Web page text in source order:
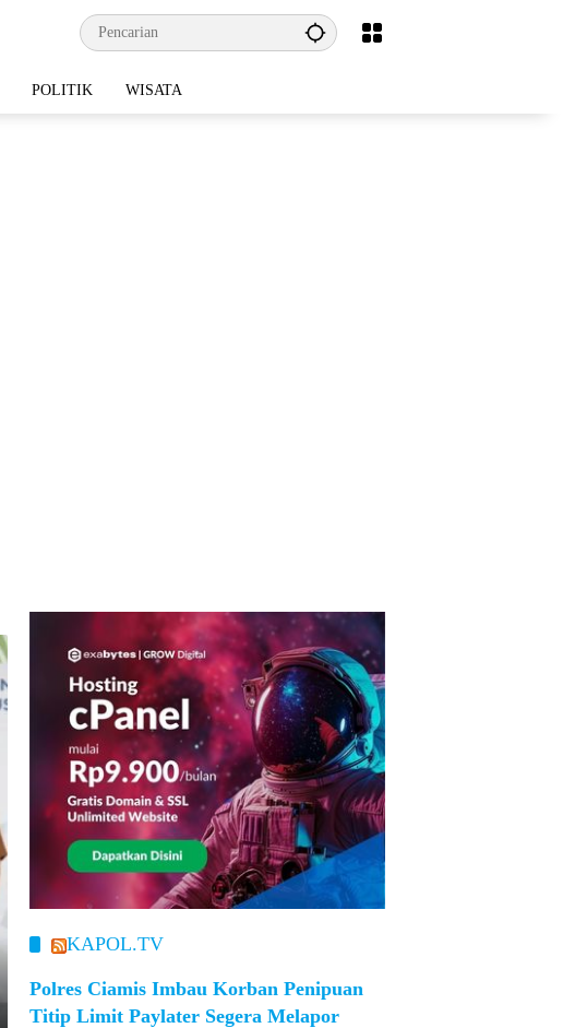
POLITIK WISATA
KAPOL.TV
Polres Ciamis Imbau Korban Penipuan
Titip Limit Paylater Segera Melapor